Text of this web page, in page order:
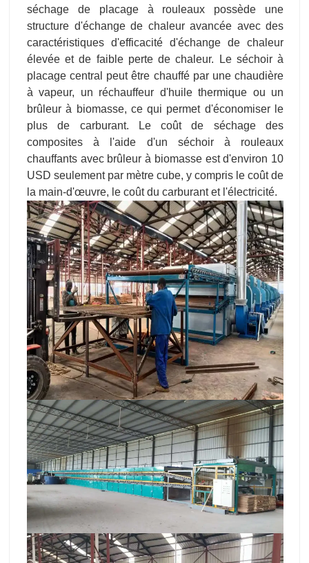
séchage de placage à rouleaux possède une
structure d'échange de chaleur avancée avec des
caractéristiques d'efficacité d'échange de chaleur
élevée et de faible perte de chaleur. Le séchoir à
placage central peut être chauffé par une chaudière
à vapeur, un réchauffeur d'huile thermique ou un
brûleur à biomasse, ce qui permet d'économiser le
plus de carburant. Le coût de séchage des
composites à l'aide d'un séchoir à rouleaux
chauffants avec brûleur à biomasse est d'environ 10
USD seulement par mètre cube, y compris le coût de
la main-d'œuvre, le coût du carburant et l'électricité.